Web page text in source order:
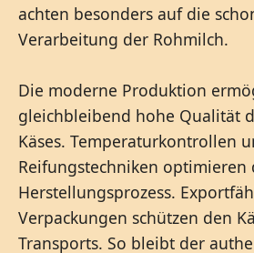
achten besonders auf die
Verarbeitung der Rohmilch.
Die moderne Produktion
gleichbleibend hohe Qualität
Käses. Temperaturkontrollen
Reifungstechniken optimieren
Herstellungsprozess.
Verpackungen schützen den
Transports. So bleibt der